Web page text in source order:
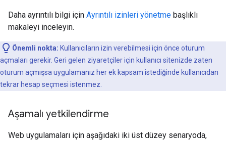
Daha ayrıntılı bilgi için Ayrıntılı izinleri yönetme başlıklı
makaleyi inceleyin.
Önemli nokta: Kullanıcıların izin verebilmesi için önce oturum
açmaları gerekir. Geri gelen ziyaretçiler için kullanıcı sitenizde zaten
oturum açmışsa uygulamanız her ek kapsam istediğinde kullanıcıdan
tekrar hesap seçmesi istenmez.
Aşamalı yetkilendirme
Web uygulamaları için aşağıdaki iki üst düzey senaryoda,